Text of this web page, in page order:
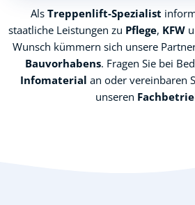
Als Treppenlift-Spezialist
staatliche Leistungen zu Pflege, KFW
Wunsch kümmern sich unsere
Bauvorhabens. Fragen Sie bei
Infomaterial an oder vereinbaren
unseren